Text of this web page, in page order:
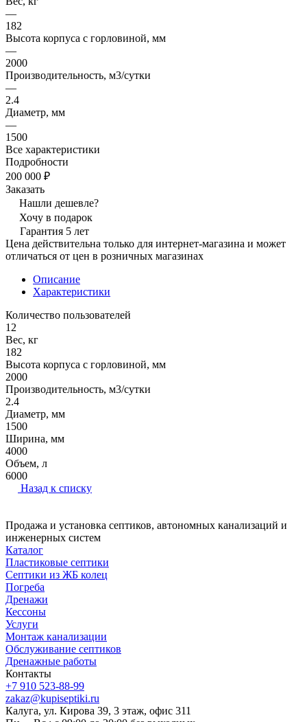
—
182
Высота корпуса с горловиной, мм
—
2000
Производительность, м3/сутки
—
2.4
Диаметр, мм
—
1500
Все характеристики
Подробности
200 000 ₽
Заказать
Нашли дешевле?
Хочу в подарок
Гарантия 5 лет
Цена действительна только для интернет-магазина и может
отличаться от цен в розничных магазинах
Описание
Характеристики
Количество пользователей
12
Вес, кг
182
Высота корпуса с горловиной, мм
2000
Производительность, м3/сутки
2.4
Диаметр, мм
1500
Ширина, мм
4000
Объем, л
6000
Назад к списку
Продажа и установка септиков, автономных канализаций и
инженерных систем
Каталог
Пластиковые септики
Септики из ЖБ колец
Погреба
Дренажи
Кессоны
Услуги
Монтаж канализации
Обслуживание септиков
Дренажные работы
Контакты
+7 910 523-88-99
zakaz@kupiseptiki.ru
Калуга, ул. Кирова 39, 3 этаж, офис 311